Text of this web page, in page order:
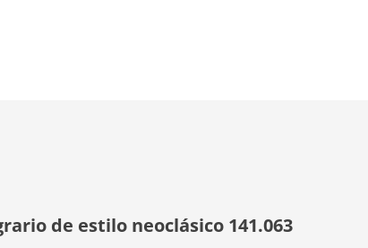
de estilo neoclásico 141.063